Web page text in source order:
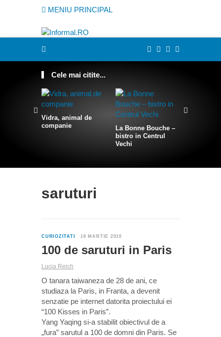
MENIU PRINCIPAL
Cele mai citite...
Vidra, animal de
companie
La Bonne Bouche –
bistro in Centrul
Vechi
saruturi
CURIOZITATI 18 MARTIE 2010
100 de saruturi in Paris
Lucia Reich
O tanara taiwaneza de 28 de ani, ce
studiaza la Paris, in Franta, a devenit
senzatie pe internet datorita proiectului ei
“100 Kisses in Paris”.
Yang Yaqing si-a stabilit obiectivul de a
„fura” sarutul a 100 de domni din Paris. Se